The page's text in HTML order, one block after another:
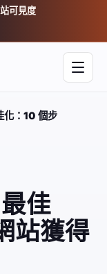
可見度
開啟
：10 個步驟讓網站
佳
站獲得